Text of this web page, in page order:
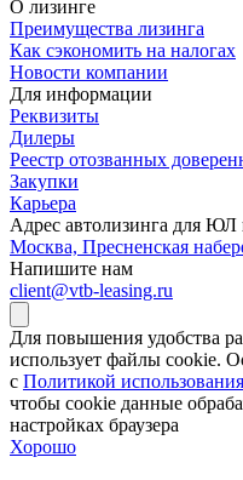
О лизинге
Преимущества лизинга
Как сэкономить на налогах
Новости компании
Для информации
Реквизиты
Дилеры
Реестр отозванных
Закупки
Карьера
Адрес автолизинга для
Москва, Пресненская
Напишите нам
client@vtb-leasing.ru
Для повышения удобства
использует файлы cookie.
с Политикой
чтобы сookie данные
настройках браузера
Хорошо